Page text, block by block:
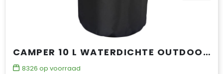
CAMPER 10 L WATERDICHTE OUTDOOR TAS
8326 op voorraad